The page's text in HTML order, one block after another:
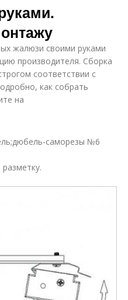
жалюзи своими руками
производителя. Сборка
соответствии с
как собрать
на
саморезы №6